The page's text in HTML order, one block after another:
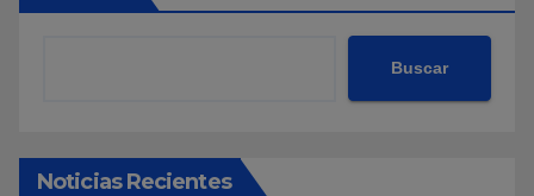
Buscar
Noticias Recientes